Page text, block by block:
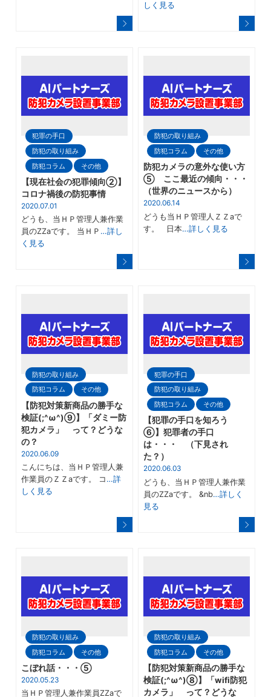
しく見る
犯罪の手口
防犯の取り組み
防犯コラム
その他
【現在社会の犯罪傾向②】
コロナ禍後の防犯事情
2020.07.01
どうも、当ＨＰ管理人兼作業
員のZZaです。 当ＨＰ …詳し
く見る
防犯の取り組み
防犯コラム
その他
防犯カメラの意外な使い方
⑤ ここ最近の傾向・・・
（世界のニュースから）
2020.06.14
どうも当ＨＰ管理人ＺＺaで
す。 日本…詳しく見る
防犯の取り組み
防犯コラム
その他
【防犯対策新商品の勝手な
検証(;^ω^)⑨】「ダミー防
犯カメラ」 って？どうな
の？
2020.06.09
こんにちは、当ＨＰ管理人兼
作業員のＺＺaです。 コ …詳
しく見る
犯罪の手口
防犯の取り組み
防犯コラム
その他
【犯罪の手口を知ろう
⑥】犯罪者の手口
は・・・ （下見され
た？）
2020.06.03
どうも、当ＨＰ管理人兼作業
員のZZaです。 &nb…詳しく
見る
防犯の取り組み
防犯コラム
その他
こぼれ話・・・⑤
2020.05.23
当ＨＰ管理人兼作業員ZZaで
防犯の取り組み
防犯コラム
その他
【防犯対策新商品の勝手な
検証(;^ω^)⑧】「wifi防犯
カメラ」 って？どうな